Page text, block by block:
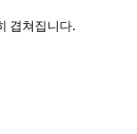
겹쳐집니다.